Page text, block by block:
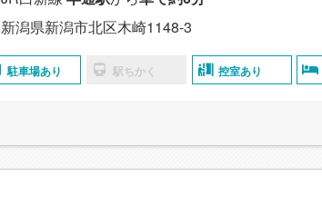
新潟県新潟市北区木崎1148-3
駐車場あり 駅ちかく 控室あり